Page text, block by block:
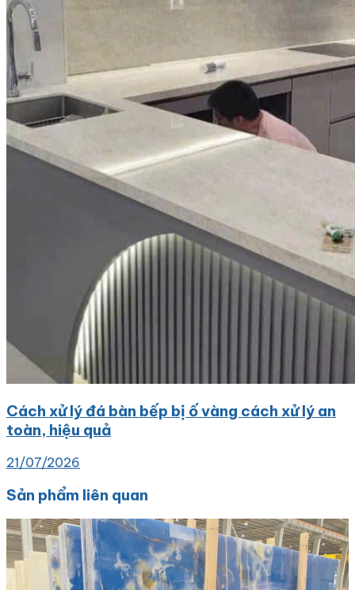
Cách xử lý đá bàn bếp bị ố vàng cách xử lý an
toàn, hiệu quả
21/07/2026
Sản phẩm liên quan